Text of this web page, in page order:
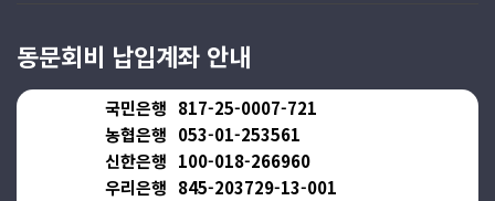
동문회비 납입계좌 안내
국민은행 817-25-0007-721
농협은행 053-01-253561
신한은행 100-018-266960
우리은행 845-203729-13-001